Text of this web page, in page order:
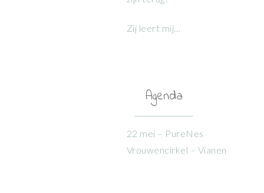
Zij leert mij…
Agenda
22 mei – PureNes
Vrouwencirkel – Vianen